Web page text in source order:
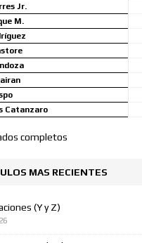
Jr.
M.
Catanzaro
completos
MAS RECIENTES
(Y y Z)